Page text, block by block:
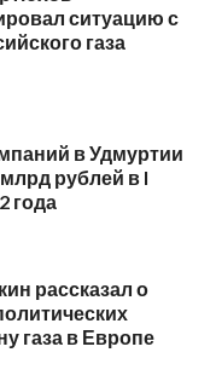
ситуацию с
газа
в Удмуртии
рублей в I
года
рассказал о
газа в Европе